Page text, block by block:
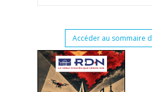
Accéder au sommaire